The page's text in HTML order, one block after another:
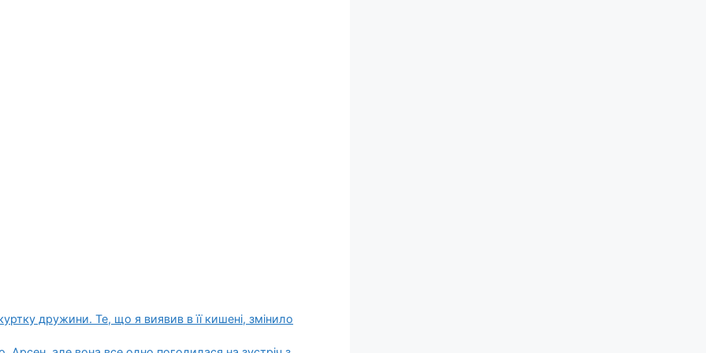
дружини. Те, що я виявив в її кишені, змінило